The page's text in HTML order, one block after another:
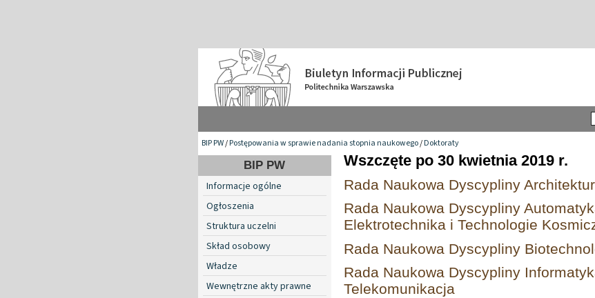
BIP PW/Postępowania w sprawie nadania stopnia naukowego/Doktoraty
BIP PW
Informacje ogólne
Ogłoszenia
Struktura uczelni
Skład osobowy
Władze
Wewnętrzne akty prawne
Wszczęte po 30 kwietnia 2019 r.
Rada Naukowa Dyscypliny
Rada Naukowa Dyscypliny
Elektrotechnika i Technologie
Rada Naukowa Dyscypliny
Rada Naukowa Dyscypliny
Telekomunikacja